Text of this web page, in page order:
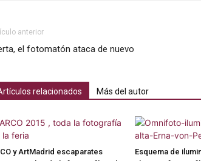
anterior
el fotomatón ataca de nuevo
relacionados Más del autor
y ArtMadrid escaparates
Esquema de